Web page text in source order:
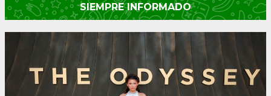
SIEMPRE INFORMADO